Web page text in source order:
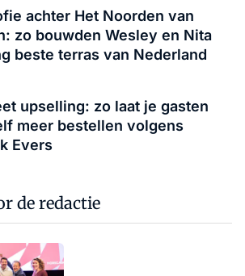
achter Het Noorden van
zo bouwden Wesley en Nita
beste terras van Nederland
upselling: zo laat je gasten
meer bestellen volgens
Evers
de redactie